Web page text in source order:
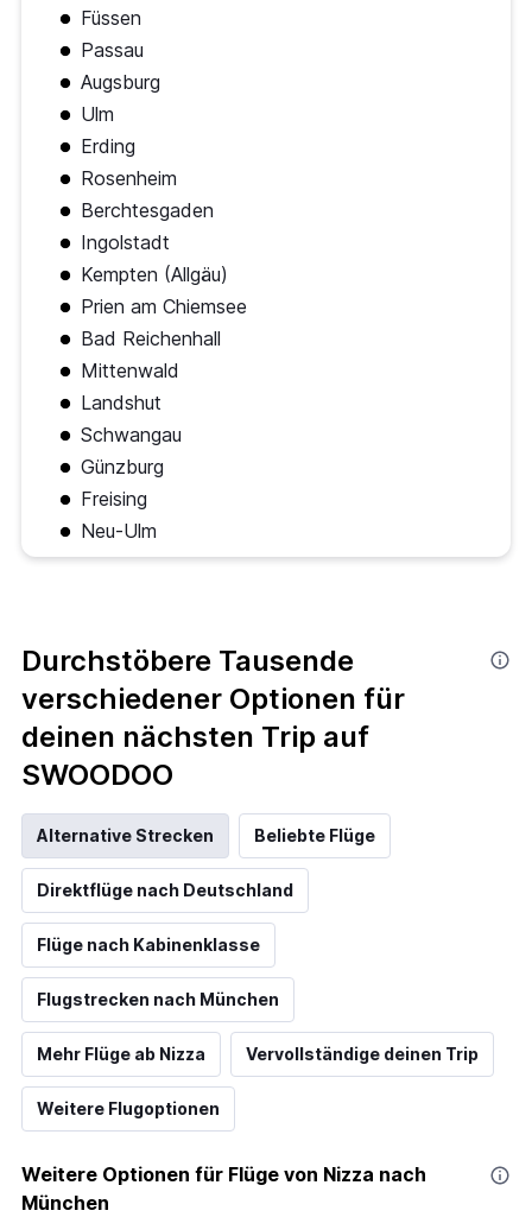
Füssen
Passau
Augsburg
Ulm
Erding
Rosenheim
Berchtesgaden
Ingolstadt
Kempten (Allgäu)
Prien am Chiemsee
Bad Reichenhall
Mittenwald
Landshut
Schwangau
Günzburg
Freising
Neu-Ulm
Durchstöbere Tausende
verschiedener Optionen für
deinen nächsten Trip auf
SWOODOO
Alternative Strecken Beliebte Flüge
Direktflüge nach Deutschland
Flüge nach Kabinenklasse
Flugstrecken nach München
Mehr Flüge ab Nizza Vervollständige deinen Trip
Weitere Flugoptionen
Weitere Optionen für Flüge von Nizza nach
München